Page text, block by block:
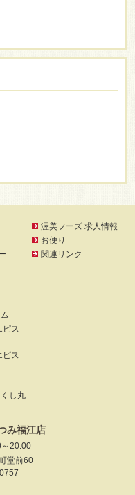
渥美フーズ 求人情報
お便り
関連リンク
ピス
ピス
し丸
み福江店
～20:00
堂前60